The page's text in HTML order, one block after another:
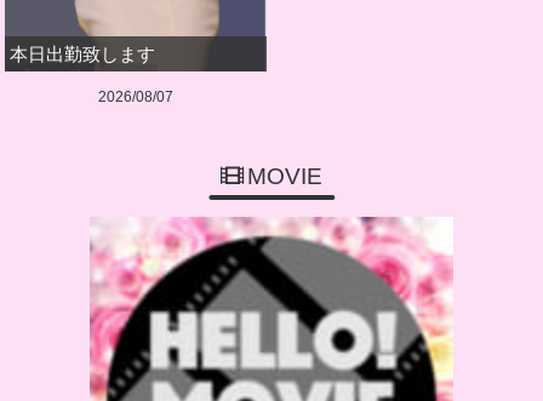
本日出勤致します
2026/08/07
MOVIE